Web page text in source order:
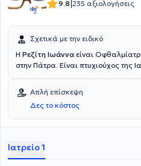
9.8|235 αξιολογήσεις
Σχετικά με την ειδικό
Η Ρεζίτη Ιωάννα είναι
στην Πάτρα. Είναι πτυχιούχος της
Νοσοκομείο Παίδων Πεντέλης, στο
Νοσοκομείο Πατρών, στο Edgeware
Birmingham Eye Hospital της
πλήθος συνεδρίων στην Ελλάδα και
Απλή επίσκεψη
Δες το κόστος
Ιατρείο 1